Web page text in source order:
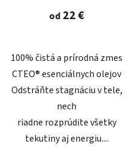
produktu
z
5
hviezdičiek.
od 22 €
100% čistá a prírodná zmes
CTEO® ​​esenciálnych olejov
Odstráňte stagnáciu v tele,
nech
riadne rozprúdite všetky
tekutiny aj energiu....